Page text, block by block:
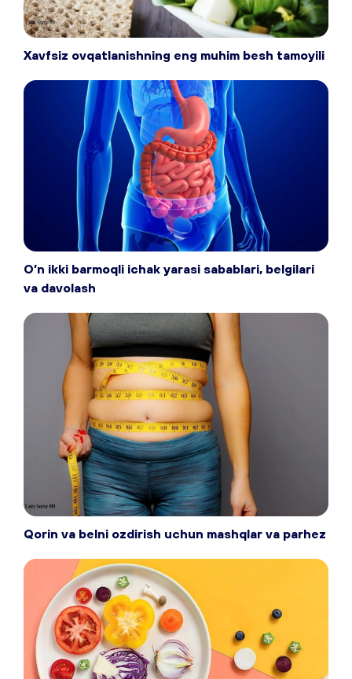
Xavfsiz ovqatlanishning eng muhim besh tamoyili
O’n ikki barmoqli ichak yarasi sabablari, belgilari
va davolash
Qorin va belni ozdirish uchun mashqlar va parhez